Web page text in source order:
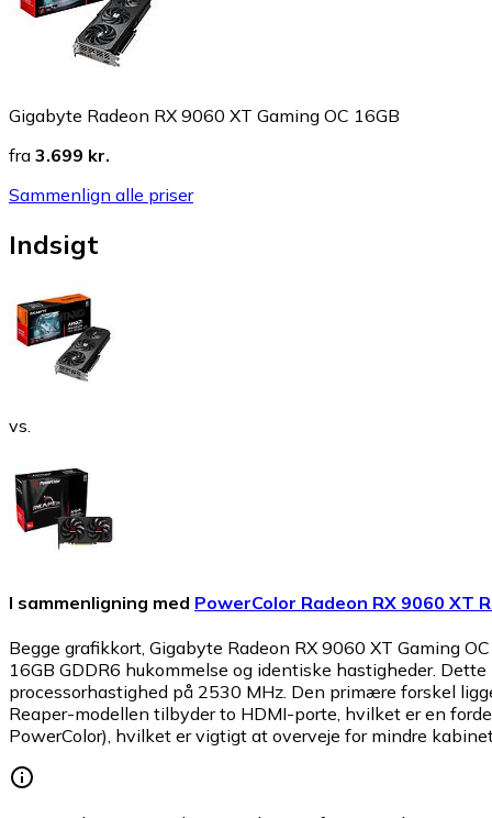
Gigabyte Radeon RX 9060 XT Gaming OC 16GB
fra 3.699 kr.
Sammenlign alle priser
Indsigt
vs.
I sammenligning med PowerColor Radeon RX 9060 XT
Begge grafikkort, Gigabyte Radeon RX 9060 XT Gaming
16GB GDDR6 hukommelse og identiske hastigheder.
processorhastighed på 2530 MHz. Den primære forskel
Reaper-modellen tilbyder to HDMI-porte, hvilket er en
PowerColor), hvilket er vigtigt at overveje for mindre